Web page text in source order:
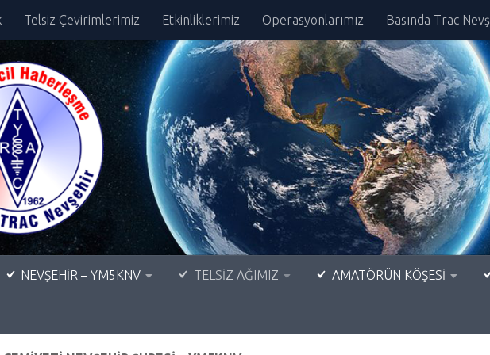
Telsiz Çevirimlerimiz Etkinliklerimiz Operasyonlarımız Basında Trac
NEVŞEHİR – YM5KNV TELSİZ AĞIMIZ AMATÖRÜN KÖŞESİ